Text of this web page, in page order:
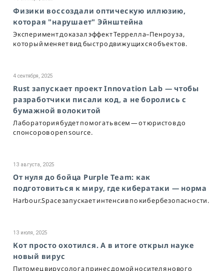
Физики воссоздали оптическую иллюзию,
которая "нарушает" Эйнштейна
Эксперимент доказал эффект Террелла–Пенроуза,
который меняет вид быстро движущихся объектов.
4 сентября, 2025
Rust запускает проект Innovation Lab — чтобы
разработчики писали код, а не боролись с
бумажной волокитой
Лаборатория будет помогать всем — от юристов до
спонсоров open source.
13 августа, 2025
От нуля до бойца Purple Team: как
подготовиться к миру, где кибератаки — норма
Harbour.Space запускает интенсив по кибербезопасности.
13 июля, 2025
Кот просто охотился. А в итоге открыл науке
новый вирус
Питомец вирусолога принес домой носителя нового